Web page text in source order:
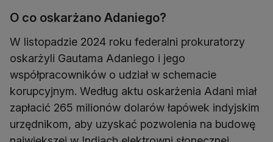
O co oskarżano Adaniego?
W listopadzie 2024 roku federalni prokuratorzy
oskarżyli Gautama Adaniego i jego
współpracowników o udział w schemacie
korupcyjnym. Według aktu oskarżenia Adani miał
zapłacić 265 milionów dolarów łapówek indyjskim
urzędnikom, aby uzyskać pozwolenia na budowę